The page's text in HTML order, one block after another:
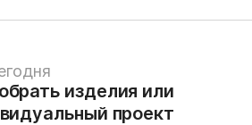
изделия или
проект